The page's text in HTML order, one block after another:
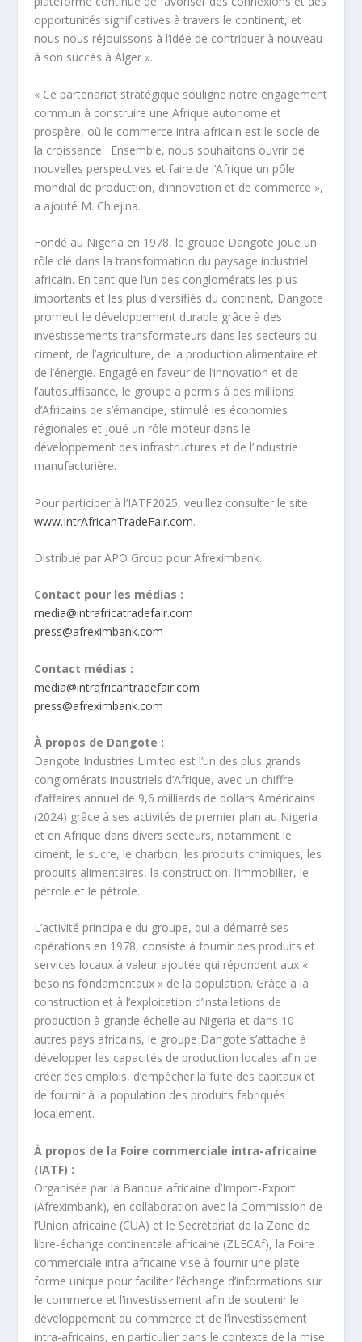
opportunités significatives à travers le continent, et
nous nous réjouissons à l’idée de contribuer à nouveau
à son succès à Alger ».
« Ce partenariat stratégique souligne notre engagement
commun à construire une Afrique autonome et
prospère, où le commerce intra-africain est le socle de
la croissance. Ensemble, nous souhaitons ouvrir de
nouvelles perspectives et faire de l’Afrique un pôle
mondial de production, d’innovation et de commerce »,
a ajouté M. Chiejina.
Fondé au Nigeria en 1978, le groupe Dangote joue un
rôle clé dans la transformation du paysage industriel
africain. En tant que l’un des conglomérats les plus
importants et les plus diversifiés du continent, Dangote
promeut le développement durable grâce à des
investissements transformateurs dans les secteurs du
ciment, de l’agriculture, de la production alimentaire et
de l’énergie. Engagé en faveur de l’innovation et de
l’autosuffisance, le groupe a permis à des millions
d’Africains de s’émancipe, stimulé les économies
régionales et joué un rôle moteur dans le
développement des infrastructures et de l’industrie
manufacturière.
Pour participer à l’IATF2025, veuillez consulter le site
www.IntrAfricanTradeFair.com.
Distribué par APO Group pour Afreximbank.
Contact pour les médias :
media@intrafricatradefair.com
press@afreximbank.com
Contact médias :
media@intrafricantradefair.com
press@afreximbank.com
À propos de Dangote :
Dangote Industries Limited est l’un des plus grands
conglomérats industriels d’Afrique, avec un chiffre
d’affaires annuel de 9,6 milliards de dollars Américains
(2024) grâce à ses activités de premier plan au Nigeria
et en Afrique dans divers secteurs, notamment le
ciment, le sucre, le charbon, les produits chimiques, les
produits alimentaires, la construction, l’immobilier, le
pétrole et le pétrole.
L’activité principale du groupe, qui a démarré ses
opérations en 1978, consiste à fournir des produits et
services locaux à valeur ajoutée qui répondent aux «
besoins fondamentaux » de la population. Grâce à la
construction et à l’exploitation d’installations de
production à grande échelle au Nigeria et dans 10
autres pays africains, le groupe Dangote s’attache à
développer les capacités de production locales afin de
créer des emplois, d’empêcher la fuite des capitaux et
de fournir à la population des produits fabriqués
localement.
À propos de la Foire commerciale intra-africaine
(IATF) :
Organisée par la Banque africaine d’Import-Export
(Afreximbank), en collaboration avec la Commission de
l’Union africaine (CUA) et le Secrétariat de la Zone de
libre-échange continentale africaine (ZLECAf), la Foire
commerciale intra-africaine vise à fournir une plate-
forme unique pour faciliter l’échange d’informations sur
le commerce et l’investissement afin de soutenir le
développement du commerce et de l’investissement
intra-africains, en particulier dans le contexte de la mise